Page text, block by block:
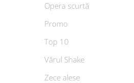
Opera scurtă
Promo
Top 10
Vărul Shake
Zece alese